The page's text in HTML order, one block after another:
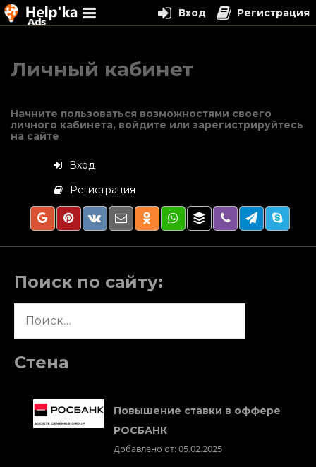
содержимому
Личный кабинет
Начните пользоваться возможностями своего
личного кабинета, войдите или зарегистрируйтесь
на сайте
Вход
Регистрация
Поиск по сайту:
Стена
Повышение ставки в оффере
РОСБАНК
Добавлено от: 05.02.2025
Вход Регистрация